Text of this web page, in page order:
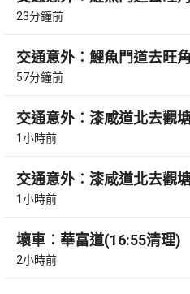
23分鐘前
交通意外︰鯉魚門道去旺
57分鐘前
交通意外︰漆咸道北去觀
1小時前
交通意外︰漆咸道北去觀
1小時前
壞車︰華富道(16:55清理)
2小時前